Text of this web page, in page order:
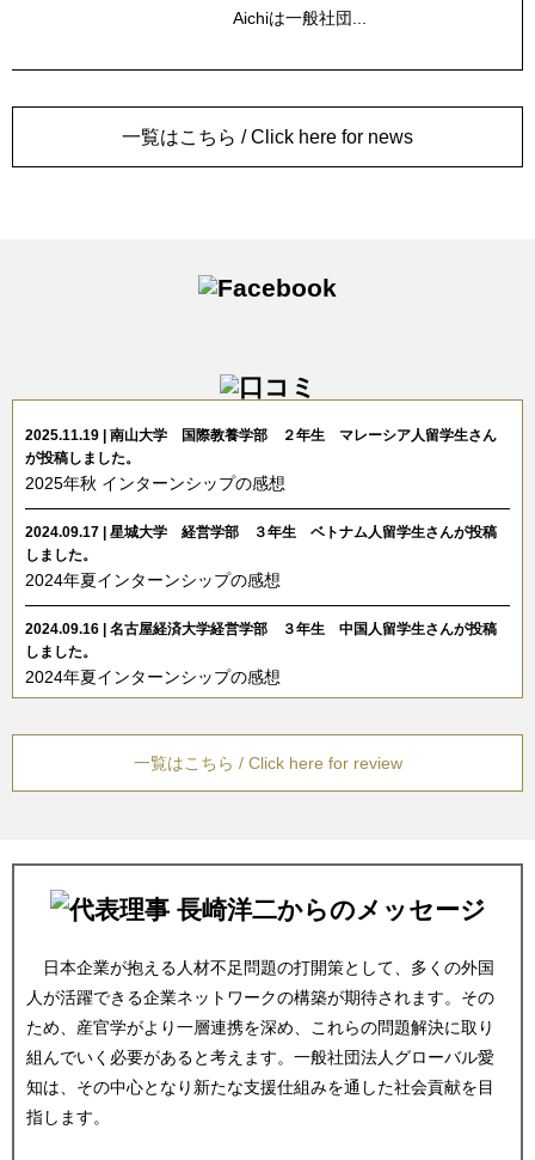
Aichiは一般社団...
一覧はこちら / Click here for news
2025.11.19 | 南山大学 国際教養学部 ２年生 マレーシア人留学生さん
が投稿しました。
2025年秋 インターンシップの感想
2024.09.17 | 星城大学 経営学部 ３年生 ベトナム人留学生さんが投稿
しました。
2024年夏インターンシップの感想
2024.09.16 | 名古屋経済大学経営学部 ３年生 中国人留学生さんが投稿
しました。
2024年夏インターンシップの感想
インターンシップの感想
GAインターンシップ生の声
2018.07.24 | Pham Duyさんが投稿しました。
2018.06.15 | さんが投稿しました。
口コミ機能を追加！New Member Feedback P...
一覧はこちら / Click here for review
日本企業が抱える人材不足問題の打開策として、多くの外国
人が活躍できる企業ネットワークの構築が期待されます。その
ため、産官学がより一層連携を深め、これらの問題解決に取り
組んでいく必要があると考えます。一般社団法人グローバル愛
知は、その中心となり新たな支援仕組みを通した社会貢献を目
指します。